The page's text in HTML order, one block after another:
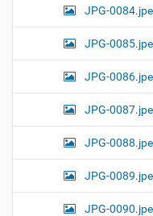
JPG-
JPG-
JPG-
JPG-
JPG-
JPG-
JPG-